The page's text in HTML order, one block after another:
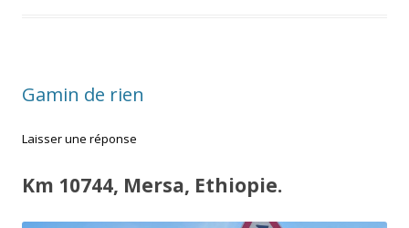
Gamin de rien
Laisser une réponse
Km 10744, Mersa, Ethiopie.